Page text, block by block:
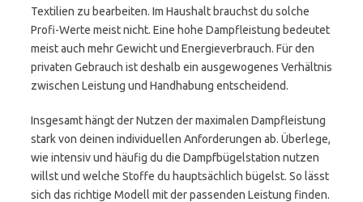
Textilien zu bearbeiten. Im Haushalt brauchst du solche
Profi-Werte meist nicht. Eine hohe Dampfleistung bedeutet
meist auch mehr Gewicht und Energieverbrauch. Für den
privaten Gebrauch ist deshalb ein ausgewogenes Verhältnis
zwischen Leistung und Handhabung entscheidend.
Insgesamt hängt der Nutzen der maximalen Dampfleistung
stark von deinen individuellen Anforderungen ab. Überlege,
wie intensiv und häufig du die Dampfbügelstation nutzen
willst und welche Stoffe du hauptsächlich bügelst. So lässt
sich das richtige Modell mit der passenden Leistung finden.